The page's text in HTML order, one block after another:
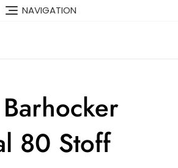
NAVIGATION
80 Stoff